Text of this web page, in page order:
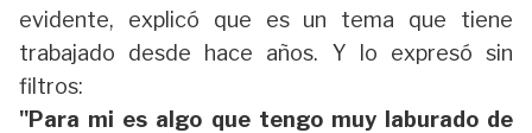
evidente, explicó que es un tema que tiene
trabajado desde hace años. Y lo expresó sin
filtros:
"Para mi es algo que tengo muy laburado de